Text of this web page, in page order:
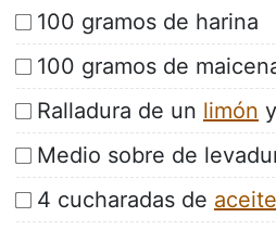
100 gramos de harina
100 gramos de
Ralladura de un limón
Medio sobre de
4 cucharadas de aceite